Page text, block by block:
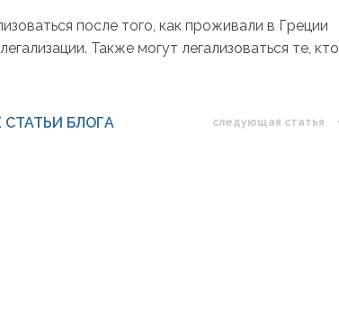
после того, как проживали в Греции
Также могут легализоваться те, кто
следующая статья
СТАТЬИ БЛОГА